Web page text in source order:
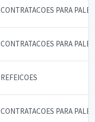
CONTRATACOES PARA
CONTRATACOES PARA
REFEICOES
CONTRATACOES PARA